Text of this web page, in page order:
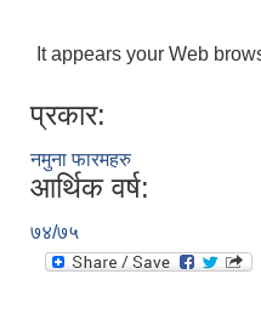
It appears your Web
प्रकार:
नमुना फारमहरु
आर्थिक वर्ष:
७४/७५